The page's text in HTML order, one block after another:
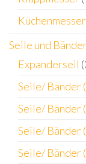
Küchenmesser
Seile und
Expanderseil
Seile/ Bänder
Seile/ Bänder
Seile/ Bänder
Seile/ Bänder